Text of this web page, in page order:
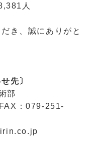
人
き、誠にありがと
せ先〕
部
：079-251-